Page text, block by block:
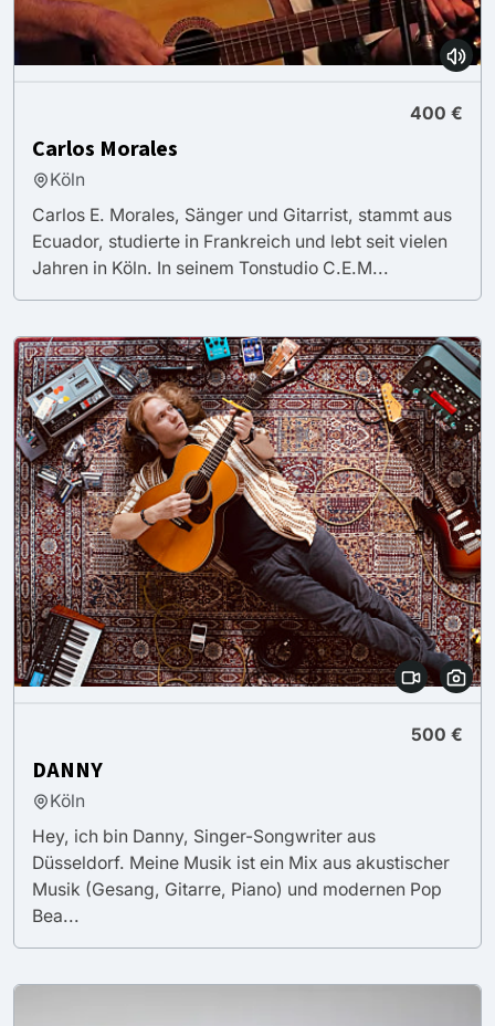
400 €
Carlos Morales
Köln
Carlos E. Morales, Sänger und Gitarrist, stammt aus
Ecuador, studierte in Frankreich und lebt seit vielen
Jahren in Köln. In seinem Tonstudio C.E.M...
500 €
DANNY
Köln
Hey, ich bin Danny, Singer-Songwriter aus
Düsseldorf. Meine Musik ist ein Mix aus akustischer
Musik (Gesang, Gitarre, Piano) und modernen Pop
Bea...